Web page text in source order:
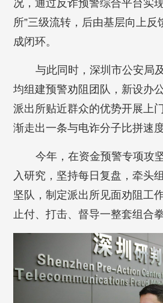
况，通过反诈预警综合平台实
所”三级流转，后由基层向上反
成闭环。
与此同时，深圳市公安局
均组建预警劝阻团队，新设办
派出所贴近群众的优势开展上
渐走出一条与电诈分子比拼速
今年，在资金预警专项攻
入研究，坚持每日复盘，牵头
坚队，制定派出所见面劝阻工
止付、打击、督导一整套组合拳